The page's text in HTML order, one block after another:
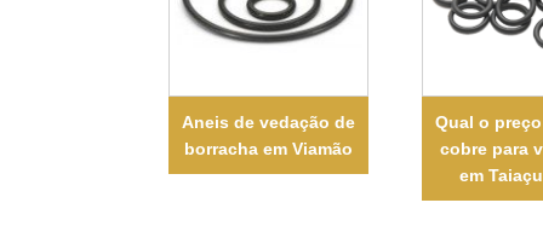
Aneis de vedação de
borracha em Viamão
Qual o
cobre para
em